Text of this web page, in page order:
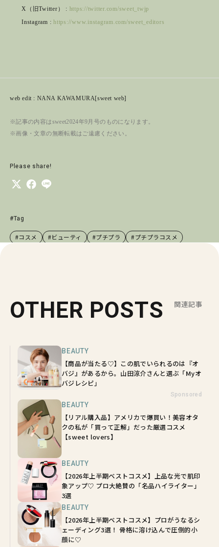
X（旧Twitter） : https://twitter.com/sweet_twjp
Instagram : https://www.instagram.com/sweet_editors
web edit : NANA KAWAMURA[sweet web]
※記事の内容はsweet2024年9月号のものになります。
※画像・文章の無断転載はご遠慮ください。
Please share!
#Tag
#コスメ #ビューティ #プチプラ #プチプラコスメ
OTHER POSTS 関連記事
BEAUTY
【商品が当たる♡】この肌でいられるのは『オ
バジ』があるから。山田涼介さんと選ぶ「Myオ
バジレシピ」
Sponsored
BEAUTY
【リアル購入品】アメリカで爆買い！美容オタ
クの私が「買って正解」だった厳選コスメ
【sweet lovers】
BEAUTY
【2026年上半期ベストコスメ】上品な光で肌印
象アップ♡ プロ大絶賛の「名品ハイライター」
3選
BEAUTY
【2026年上半期ベストコスメ】プロがうなるシ
ェーディング3選！ 骨格に溶け込んで圧倒的小
顔に♡